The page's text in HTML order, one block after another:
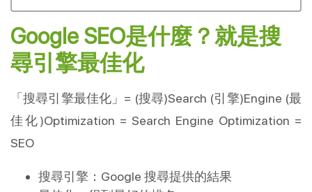
Google SEO是什麼？就是搜
尋引擎最佳化
「搜尋引擎最佳化」= (搜尋)Search (引擎)Engine (最
佳化)Optimization = Search Engine Optimization =
SEO
搜尋引擎：Google 搜尋提供的結果